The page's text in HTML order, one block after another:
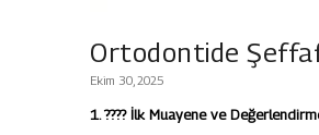
Ortodontide Şeffaf
Ekim 30, 2025
1.????İlk Muayene ve